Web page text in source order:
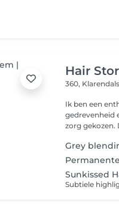
Hair
360,
Ik ben een
gedrevenheid
Grey
Sunkissed
Subtiele